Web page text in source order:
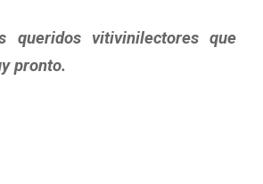
queridos vitivinilectores que
pronto.